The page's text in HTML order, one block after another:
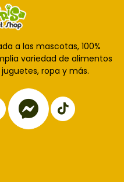
a las mascotas, 100%
variedad de alimentos
ropa y más.